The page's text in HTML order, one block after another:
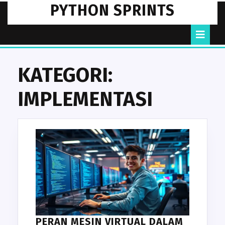
content
PYTHON SPRINTS
KATEGORI:
IMPLEMENTASI
PERAN MESIN VIRTUAL DALAM